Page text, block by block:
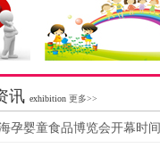
讯 exhibition 更多>>
孕婴童食品博览会开幕时间